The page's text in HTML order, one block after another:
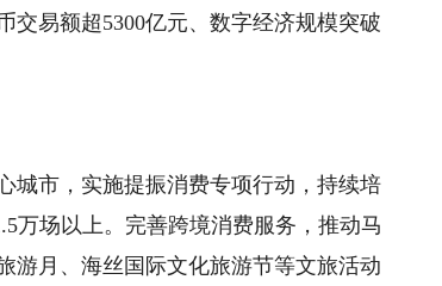
交易额超5300亿元、数字经济规模突破
市，实施提振消费专项行动，持续培
万场以上。完善跨境消费服务，推动马
游月、海丝国际文化旅游节等文旅活动